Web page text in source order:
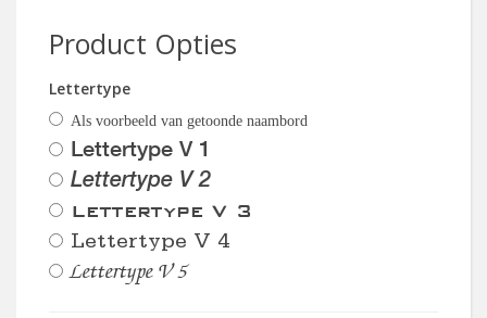
Product Opties
Lettertype
Als voorbeeld van getoonde naambord
Lettertype V 1
Lettertype V 2
Lettertype V 3
Lettertype V 4
Lettertype V 5